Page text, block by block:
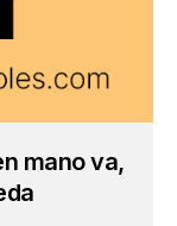
mano va,